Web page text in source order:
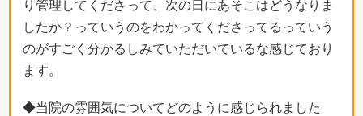
り管理してくださって、次の日にあそこはどうなりま
したか？っていうのをわかってくださってるっていう
のがすごく分かるしみていただいているな感じており
ます。
◆当院の雰囲気についてどのように感じられました